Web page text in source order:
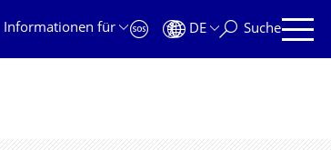
Informationen für
DE Suche